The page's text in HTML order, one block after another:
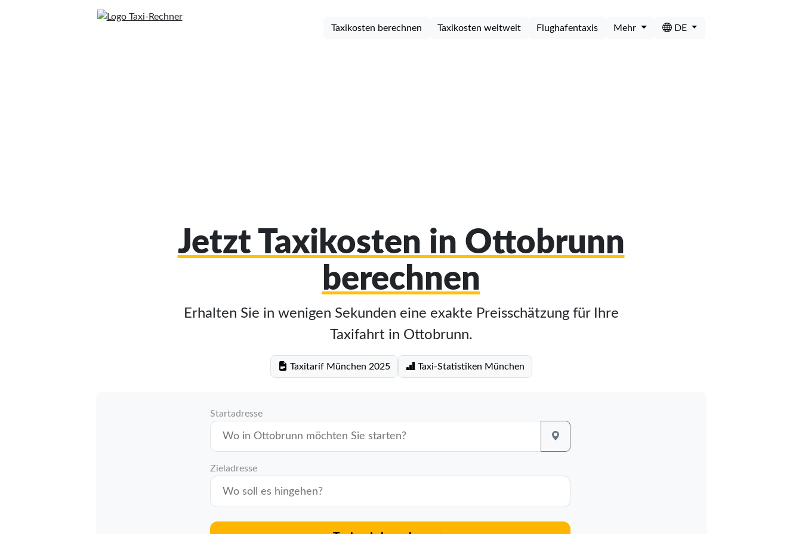
Taxikosten berechnen Taxikosten weltweit Flughafentaxis Mehr DE
Jetzt Taxikosten in Ottobrunn
berechnen
Erhalten Sie in wenigen Sekunden eine exakte Preisschätzung für Ihre
Taxifahrt in Ottobrunn.
Taxitarif München 2025 Taxi-Statistiken München
Startadresse
Zieladresse